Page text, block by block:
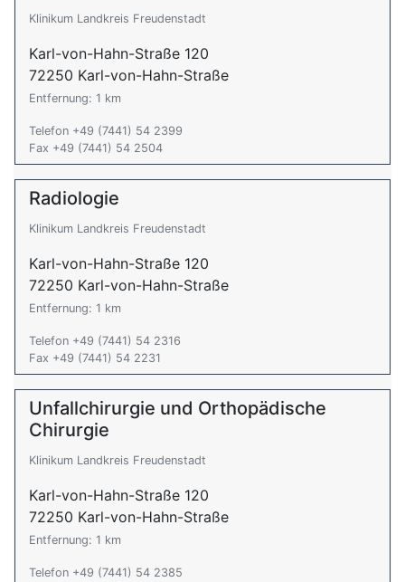
Klinikum Landkreis Freudenstadt
Karl-von-Hahn-Straße 120
72250 Karl-von-Hahn-Straße
Entfernung: 1 km
Telefon +49 (7441) 54 2399
Fax +49 (7441) 54 2504
Radiologie
Klinikum Landkreis Freudenstadt
Karl-von-Hahn-Straße 120
72250 Karl-von-Hahn-Straße
Entfernung: 1 km
Telefon +49 (7441) 54 2316
Fax +49 (7441) 54 2231
Unfallchirurgie und Orthopädische
Chirurgie
Klinikum Landkreis Freudenstadt
Karl-von-Hahn-Straße 120
72250 Karl-von-Hahn-Straße
Entfernung: 1 km
Telefon +49 (7441) 54 2385